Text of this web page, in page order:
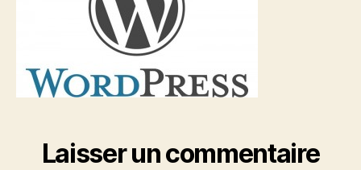
Laisser un commentaire